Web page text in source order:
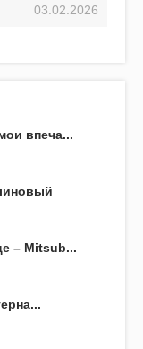
03.02.2026
впеча...
– Mitsub...